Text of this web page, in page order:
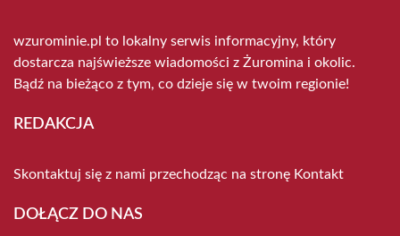
wzurominie.pl to lokalny serwis informacyjny, który
dostarcza najświeższe wiadomości z Żuromina i okolic.
Bądź na bieżąco z tym, co dzieje się w twoim regionie!
REDAKCJA
Skontaktuj się z nami przechodząc na stronę Kontakt
DOŁĄCZ DO NAS